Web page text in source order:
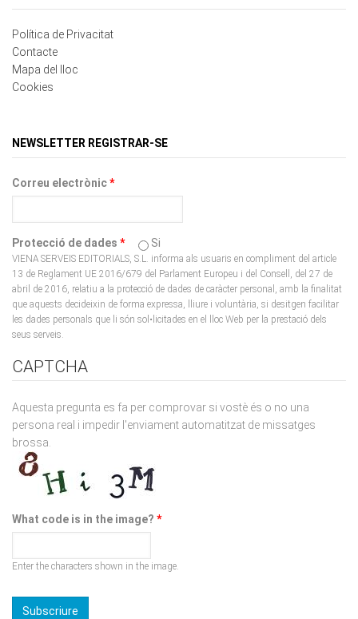
Política de Privacitat
Mapa del lloc
Cookies
Correu electrònic*
13 de Reglament UE 2016/679 del Parlament Europeu i del Consell, del 27 de
abril de 2016, relatiu a la protecció de dades de caràcter personal, amb la finalitat
que aquests decideixin de forma expressa, lliure i voluntària, si desitgen facilitar
les dades personals que li són sol•licitades en el lloc Web per la prestació dels
seus serveis.
CAPTCHA
Aquesta pregunta es fa per comprovar si vostè és o no una
brossa.
What code is in the image?